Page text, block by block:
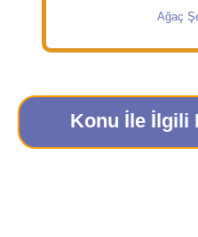
Ağaç
Konu İle İlgili